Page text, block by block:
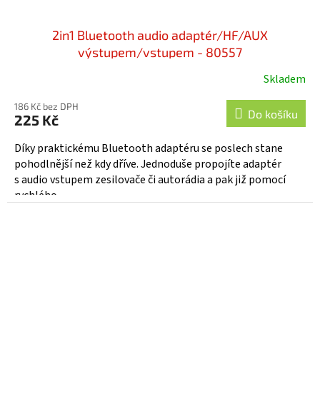
2in1 Bluetooth audio adaptér/HF/AUX
výstupem/vstupem - 80557
Skladem
186 Kč bez DPH
225 Kč Do košíku
Díky praktickému Bluetooth adaptéru se poslech stane
pohodlnější než kdy dříve. Jednoduše propojíte adaptér
s audio vstupem zesilovače či autorádia a pak již pomocí
rychlého...